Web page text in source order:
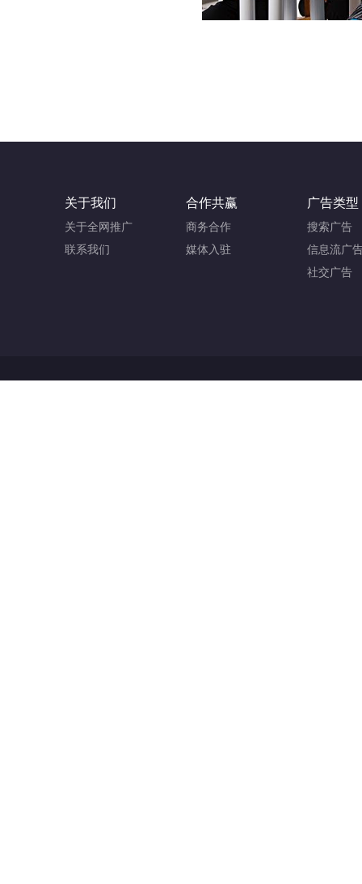
关于我们
关于全网推广
联系我们
合作共赢
商务合作
媒体入驻
广告类型
搜索广告
信息流广
社交广告